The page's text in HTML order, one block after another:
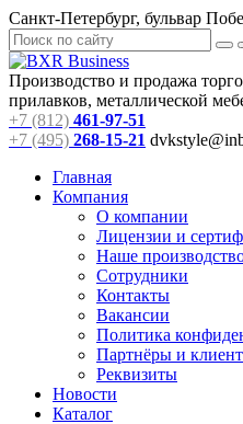
Санкт-Петербург, бульвар
Производство и продажа
прилавков, металлической
+7 (812) 461-97-51
+7 (495) 268-15-21
Главная
Компания
О компании
Лицензии и
Наше
Сотрудники
Контакты
Вакансии
Политика
Партнёры и
Реквизиты
Новости
Каталог